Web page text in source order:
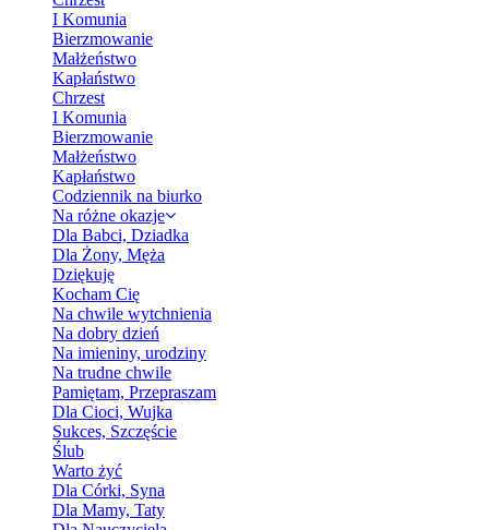
I Komunia
Bierzmowanie
Małżeństwo
Kapłaństwo
Chrzest
I Komunia
Bierzmowanie
Małżeństwo
Kapłaństwo
Codziennik na biurko
Na różne okazje
Dla Babci, Dziadka
Dla Żony, Męża
Dziękuję
Kocham Cię
Na chwile wytchnienia
Na dobry dzień
Na imieniny, urodziny
Na trudne chwile
Pamiętam, Przepraszam
Dla Cioci, Wujka
Sukces, Szczęście
Ślub
Warto żyć
Dla Córki, Syna
Dla Mamy, Taty